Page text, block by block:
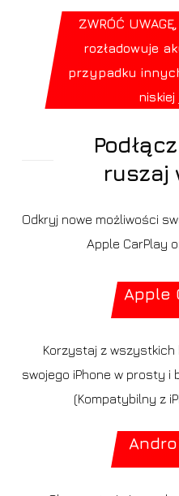
ZWRÓĆ
rozładowuje
przypadku
niskiej
ruszaj
Odkryj nowe możliwości
Apple CarPlay
Apple
Korzystaj z
swojego iPhone w prosty i
(Kompatybilny z